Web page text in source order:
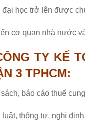
học trở lên được
cơ quan nhà nước
TY KẾ
3 TPHCM:
báo cáo thuế
thông tư, nghị